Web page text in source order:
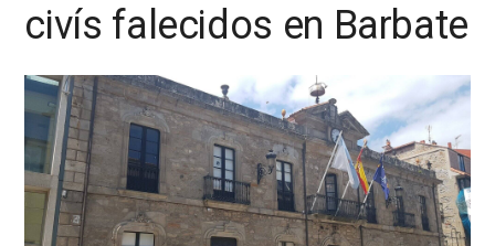
civís falecidos en Barbate